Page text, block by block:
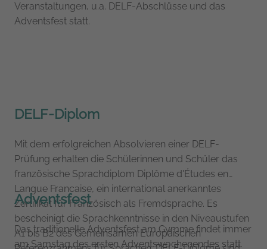
Veranstaltungen, u.a. DELF-Abschlüsse und das
Adventsfest statt.
DELF-Diplom
Mit dem erfolgreichen Absolvieren einer DELF-
Prüfung erhalten die Schülerinnen und Schüler das
französische Sprachdiplom Diplôme d'Études en
Langue Francaise, ein international anerkanntes
Zertifikat für Französisch als Fremdsprache. Es
bescheinigt die Sprachkenntnisse in den Niveaustufen
A1 bis B2 des Gemeinsamen Europäischen
Adventsfest
Das traditionelle Adventsfest am Gymme findet immer
am Samstag des ersten Adventswochenendes statt.